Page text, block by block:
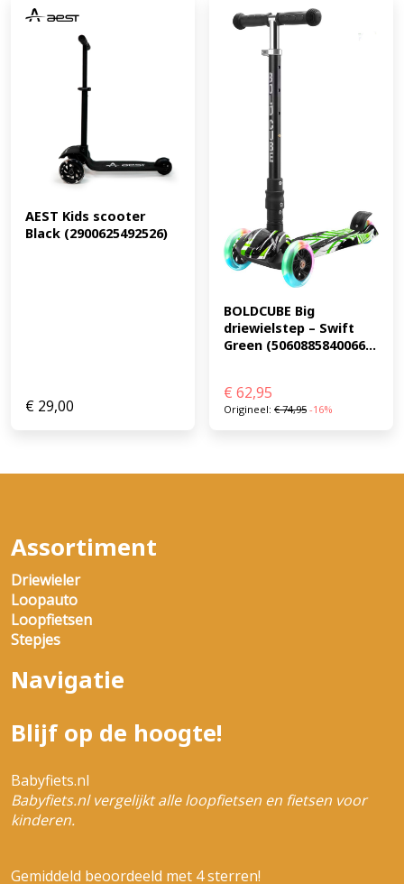
AEST Kids scooter
Black (2900625492526)
€ 29,00
BOLDCUBE Big
driewielstep – Swift
Green (5060885840066...
€ 62,95
Origineel: €74,95 -16%
Assortiment
Driewieler
Loopauto
Loopfietsen
Stepjes
Navigatie
Blijf op de hoogte!
Babyfiets.nl
Babyfiets.nl vergelijkt alle loopfietsen en fietsen voor
kinderen.
Gemiddeld beoordeeld met 4 sterren!